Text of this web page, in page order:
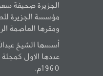
الجزيرة صحيفة
مؤسسة الجزيرة
ومقرها العاصمة
أسسها الشيخ
عددها الاول
1960م.